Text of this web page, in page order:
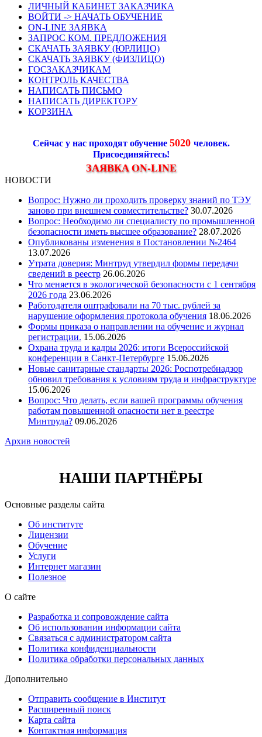
ЛИЧНЫЙ КАБИНЕТ ЗАКАЗЧИКА
ВОЙТИ -> НАЧАТЬ ОБУЧЕНИЕ
ON-LINE ЗАЯВКА
ЗАПРОС КОМ. ПРЕДЛОЖЕНИЯ
СКАЧАТЬ ЗАЯВКУ (ЮРЛИЦО)
СКАЧАТЬ ЗАЯВКУ (ФИЗЛИЦО)
ГОСЗАКАЗЧИКАМ
КОНТРОЛЬ КАЧЕСТВА
НАПИСАТЬ ПИСЬМО
НАПИСАТЬ ДИРЕКТОРУ
КОРЗИНА
Сейчас у нас проходят обучение 5020 человек.
Присоединяйтесь!
ЗАЯВКА ON-LINE
НОВОСТИ
Вопрос: Нужно ли проходить проверку знаний по ТЭУ
заново при внешнем совместительстве? 30.07.2026
Вопрос: Необходимо ли специалисту по промышленной
безопасности иметь высшее образование? 28.07.2026
Опубликованы изменения в Постановлении №2464
13.07.2026
Утрата доверия: Минтруд утвердил формы передачи
сведений в реестр 26.06.2026
Что меняется в экологической безопасности с 1 сентября
2026 года 23.06.2026
Работодателя оштрафовали на 70 тыс. рублей за
нарушение оформления протокола обучения 18.06.2026
Формы приказа о направлении на обучение и журнал
регистрации. 15.06.2026
Охрана труда и кадры 2026: итоги Всероссийской
конференции в Санкт-Петербурге 15.06.2026
Новые санитарные стандарты 2026: Роспотребнадзор
обновил требования к условиям труда и инфраструктуре
15.06.2026
Вопрос: Что делать, если вашей программы обучения
работам повышенной опасности нет в реестре
Минтруда? 09.06.2026
Архив новостей
НАШИ ПАРТНЁРЫ
Основные разделы сайта
Об институте
Лицензии
Обучение
Услуги
Интернет магазин
Полезное
О сайте
Разработка и сопровождение сайта
Об использовании информации сайта
Связаться с администратором сайта
Политика конфиденциальности
Политика обработки персональных данных
Дополнительно
Отправить сообщение в Институт
Расширенный поиск
Карта сайта
Контактная информация